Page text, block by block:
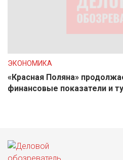
ЭКОНОМИКА
«Красная Поляна»
финансовые показатели и